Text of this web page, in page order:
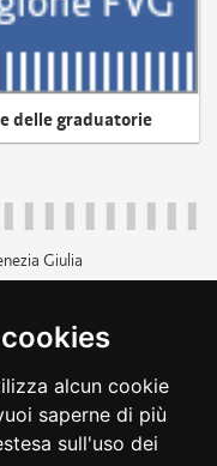
alcun cookie
saperne di più
sull'uso dei
delle graduatorie
Giulia
dichiarazione di
cookie